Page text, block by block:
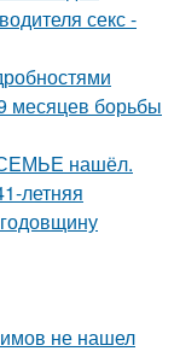
секс -
месяцев борьбы
СЕМЬЕ нашёл.
летняя
не нашел